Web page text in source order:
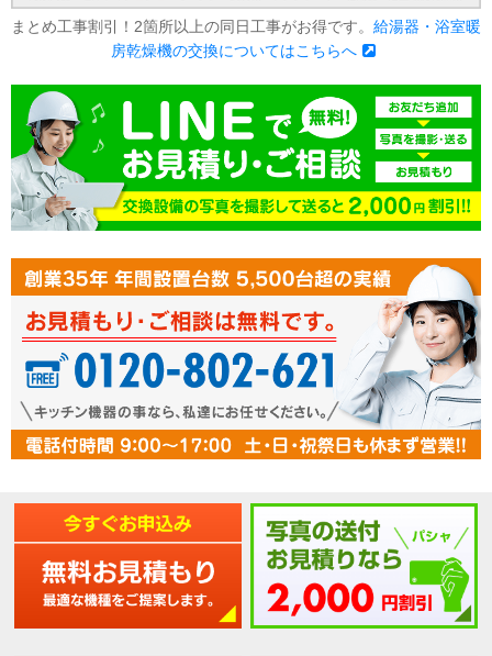
まとめ工事割引！2箇所以上の同日工事がお得です。 給湯器・浴室暖
房乾燥機の交換についてはこちらへ